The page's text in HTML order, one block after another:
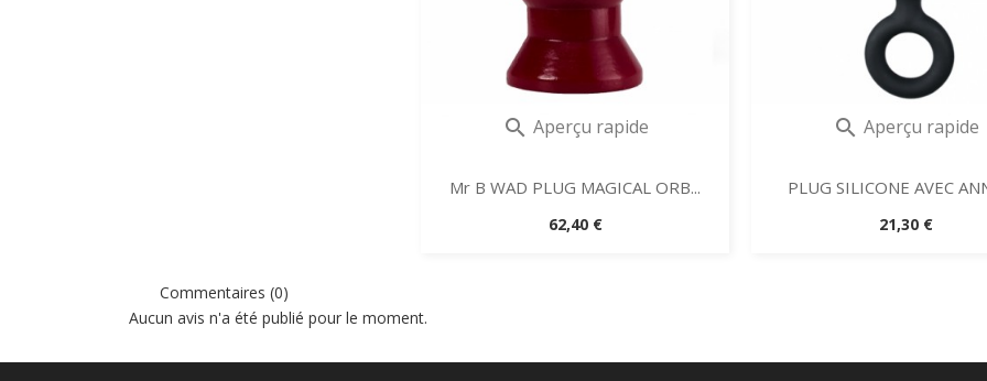
 Aperçu rapide
Mr B WAD PLUG MAGICAL ORB...
Prix
62,40 €
 Aperçu rapide
PLUG SILICONE AVEC
Prix
21,30 €
Commentaires (0)
Aucun avis n'a été publié pour le moment.